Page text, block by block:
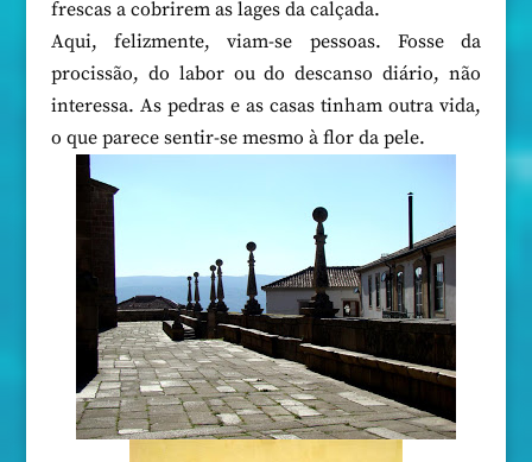
frescas a cobrirem as lages da calçada.
Aqui, felizmente, viam-se pessoas. Fosse da
procissão, do labor ou do descanso diário, não
interessa. As pedras e as casas tinham outra vida,
o que parece sentir-se mesmo à flor da pele.